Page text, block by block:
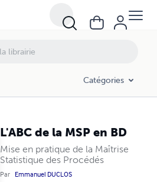
Catégories
L'ABC de la MSP en BD
Mise en pratique de la Maîtrise
Statistique des Procédés
Par Emmanuel DUCLOS